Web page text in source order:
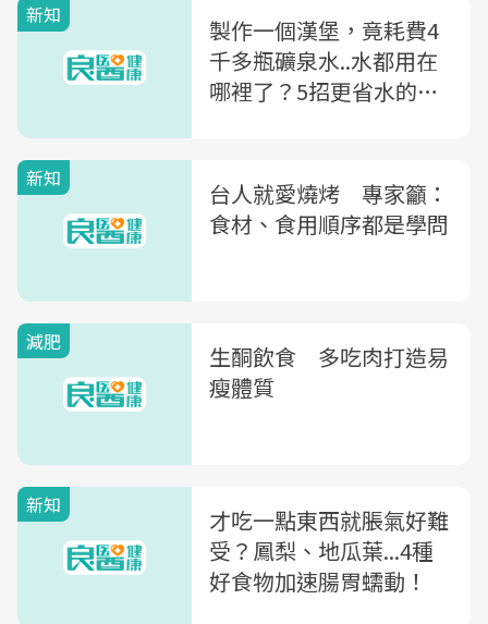
新知
製作一個漢堡，竟耗費4
千多瓶礦泉水..水都用在
哪裡了？5招更省水的飲
新知
台人就愛燒烤 專家籲：
食材、食用順序都是學問
減肥
生酮飲食 多吃肉打造易
瘦體質
新知
才吃一點東西就脹氣好難
受？鳳梨、地瓜葉...4種
好食物加速腸胃蠕動！